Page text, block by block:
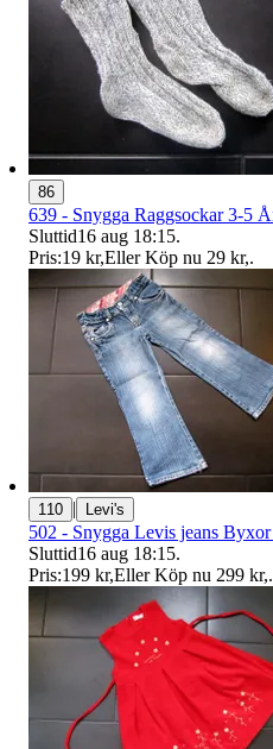
86
639 - Snygga Raggsockar 3-5
Sluttid16 aug 18:15.
Pris:19 kr,Eller Köp nu 29 kr,.
110 | Levi's
502 - Snygga Levis jeans
Sluttid16 aug 18:15.
Pris:199 kr,Eller Köp nu 299 kr,.